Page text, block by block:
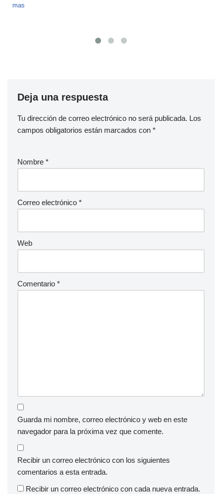
2915 2589
Deja una respuesta
Tu dirección de correo electrónico no será publicada. Los
campos obligatorios están marcados con *
Nombre *
Correo electrónico *
Web
Comentario *
Guarda mi nombre, correo electrónico y web en este
navegador para la próxima vez que comente.
Recibir un correo electrónico con los siguientes
comentarios a esta entrada.
Recibir un correo electrónico con cada nueva entrada.